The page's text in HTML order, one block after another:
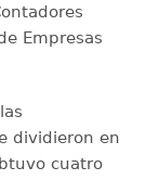
Empresas
dividieron en
cuatro